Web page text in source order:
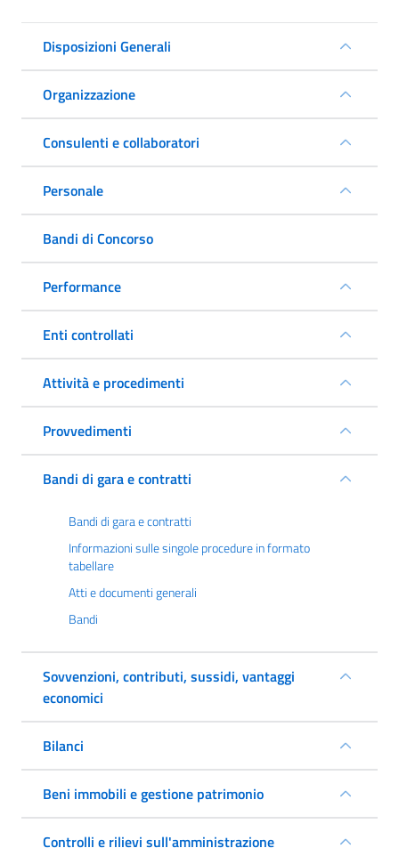
Disposizioni Generali
Organizzazione
Consulenti e collaboratori
Personale
Bandi di Concorso
Performance
Enti controllati
Attività e procedimenti
Provvedimenti
Bandi di gara e contratti
Bandi di gara e contratti
Informazioni sulle singole procedure in formato
tabellare
Atti e documenti generali
Bandi
Sovvenzioni, contributi, sussidi, vantaggi
economici
Bilanci
Beni immobili e gestione patrimonio
Controlli e rilievi sull'amministrazione